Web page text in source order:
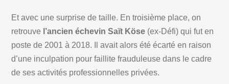
Et avec une surprise de taille. En troisième place, on
retrouve l’ancien échevin Saït Köse (ex-Défi) qui fut en
poste de 2001 à 2018. Il avait alors été écarté en raison
d’une inculpation pour faillite frauduleuse dans le cadre
de ses activités professionnelles privées.